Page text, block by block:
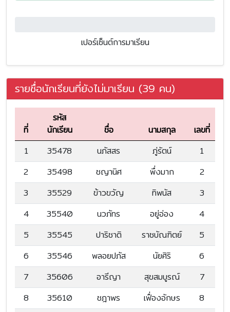
เปอร์เซ็นต์การมาเรียน
รายชื่อนักเรียนที่ยังไม่มาเรียน (39 คน)
ที่
รหัส
นักเรียน
ชื่อ นามสกุล
เลขที่
1
35478 นภัสสร ภู่รัตน์
1
2
35498 ชญานิศ พึ่งมาก
2
3
35529 ข้าวขวัญ ทิพนัส
3
4
35540 นวภัทร อยู่อ่อง
4
5
35545 ปาริชาติ ราชบัณฑิตย์
5
6
35546 พลอยปภัส นัยศิริ
6
7
35606 อารีญา สุขสมบูรณ์
7
8
35610 ชฎาพร เฟื่องอักษร
8